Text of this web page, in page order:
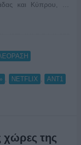
και Κύπρου, …
NETFLIX ΑΝΤ1
χώρες της